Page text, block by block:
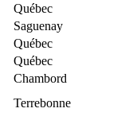
Québec
Saguenay
Québec
Québec
Chambord
Terrebonne